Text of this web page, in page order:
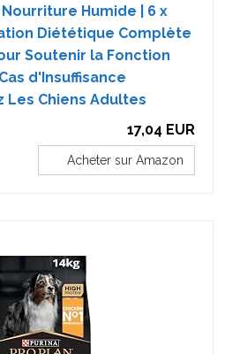
Humide | 6 x
Diététique Complète
Soutenir la Fonction
d'Insuffisance
Les Chiens Adultes
17,04 EUR
Acheter sur Amazon